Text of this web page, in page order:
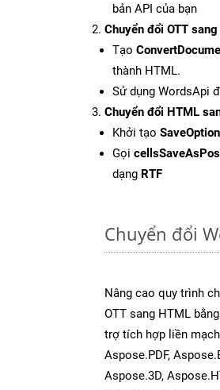
bản API của bạn
Chuyển đổi OTT
Tạo
thành HTML.
Sử dụng WordsApi
Chuyển đổi HTML
Khởi tạo SaveOption
Gọi
dạng RTF
Chuyển đổi
Nâng cao quy trình
OTT sang HTML
trợ tích hợp liền
Aspose.PDF,
Aspose.3D,